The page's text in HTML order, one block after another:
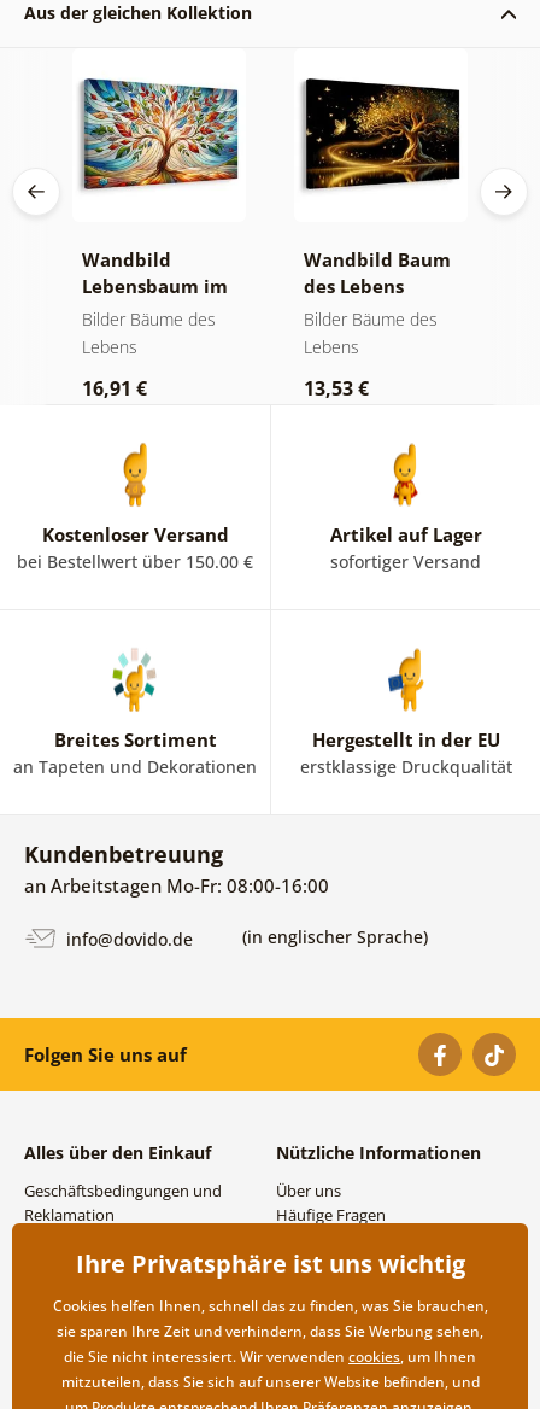
Aus der gleichen Kollektion
Wandbild
Lebensbaum im
bunten
Glasfenster
Bilder Bäume des
Lebens
16,91 €
Wandbild Baum
des Lebens
goldene Magie
Bilder Bäume des
Lebens
13,53 €
Kostenloser Versand
bei Bestellwert über 150.00 €
Artikel auf Lager
sofortiger Versand
Breites Sortiment
an Tapeten und Dekorationen
Hergestellt in der EU
erstklassige Druckqualität
Kundenbetreuung
an Arbeitstagen Mo-Fr: 08:00-16:00
info@dovido.de (in englischer Sprache)
Folgen Sie uns auf
Alles über den Einkauf
Geschäftsbedingungen und
Reklamation
Versand- und
Rücksendung der Ware
Nützliche Informationen
Über uns
Häufige Fragen
Großhandel und
Ihre Privatsphäre ist uns wichtig
Cookies helfen Ihnen, schnell das zu finden, was Sie brauchen,
sie sparen Ihre Zeit und verhindern, dass Sie Werbung sehen,
die Sie nicht interessiert. Wir verwenden cookies, um Ihnen
mitzuteilen, dass Sie sich auf unserer Website befinden, und